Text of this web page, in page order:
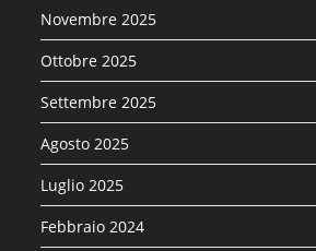
Novembre 2025
Ottobre 2025
Settembre 2025
Agosto 2025
Luglio 2025
Febbraio 2024